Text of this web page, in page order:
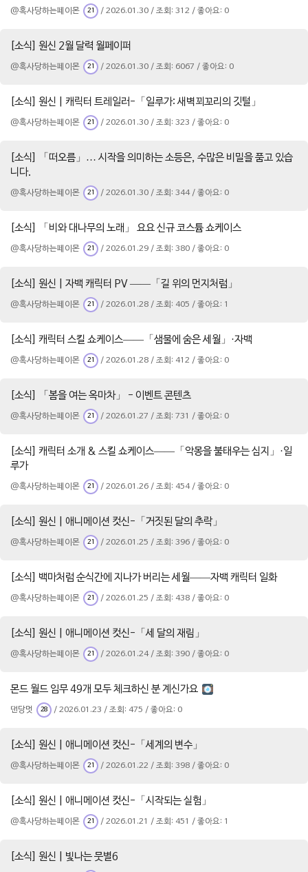
@혹사당하는페이몬 21 / 2026.01.30 / 조회: 312 / 좋아요: 0
[소식] 원신 2월 달력 월페이퍼
@혹사당하는페이몬 21 / 2026.01.30 / 조회: 6067 / 좋아요: 0
[소식] 원신 | 캐릭터 트레일러-「일루가: 새벽꾀꼬리의 깃털」
@혹사당하는페이몬 21 / 2026.01.30 / 조회: 323 / 좋아요: 0
[소식] 「떠오름」… 시작을 의미하는 소등은, 수많은 비밀을 품고 있습
니다.
@혹사당하는페이몬 21 / 2026.01.30 / 조회: 344 / 좋아요: 0
[소식] 「비와 대나무의 노래」 요요 신규 코스튬 쇼케이스
@혹사당하는페이몬 21 / 2026.01.29 / 조회: 380 / 좋아요: 0
[소식] 원신 | 자백 캐릭터 PV ——「길 위의 먼지처럼」
@혹사당하는페이몬 21 / 2026.01.28 / 조회: 405 / 좋아요: 1
[소식] 캐릭터 스킬 쇼케이스——「샘물에 숨은 세월」·자백
@혹사당하는페이몬 21 / 2026.01.28 / 조회: 412 / 좋아요: 0
[소식] 「봄을 여는 옥마차」 - 이벤트 콘텐츠
@혹사당하는페이몬 21 / 2026.01.27 / 조회: 731 / 좋아요: 0
[소식] 캐릭터 소개 & 스킬 쇼케이스——「악몽을 불태우는 심지」·일
루가
@혹사당하는페이몬 21 / 2026.01.26 / 조회: 454 / 좋아요: 0
[소식] 원신 | 애니메이션 컷신-「거짓된 달의 추락」
@혹사당하는페이몬 21 / 2026.01.25 / 조회: 396 / 좋아요: 0
[소식] 백마처럼 순식간에 지나가 버리는 세월——자백 캐릭터 일화
@혹사당하는페이몬 21 / 2026.01.25 / 조회: 438 / 좋아요: 0
[소식] 원신 | 애니메이션 컷신-「세 달의 재림」
@혹사당하는페이몬 21 / 2026.01.24 / 조회: 390 / 좋아요: 0
몬드 월드 임무 49개 모두 체크하신 분 계신가요
댄당멋 28 / 2026.01.23 / 조회: 475 / 좋아요: 0
[소식] 원신 | 애니메이션 컷신-「세계의 변수」
@혹사당하는페이몬 21 / 2026.01.22 / 조회: 398 / 좋아요: 0
[소식] 원신 | 애니메이션 컷신-「시작되는 실험」
@혹사당하는페이몬 21 / 2026.01.21 / 조회: 451 / 좋아요: 1
[소식] 원신 | 빛나는 뭇별6